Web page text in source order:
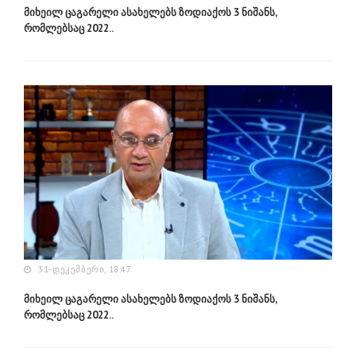
მიხეილ ცაგარელი ასახელებს ზოდიაქოს 3 ნიშანს,
რომლებსაც 2022..
31-ᲓᲔᲙᲔᲛᲑᲔᲠᲘ, 18:47
მიხეილ ცაგარელი ასახელებს ზოდიაქოს 3 ნიშანს,
რომლებსაც 2022..